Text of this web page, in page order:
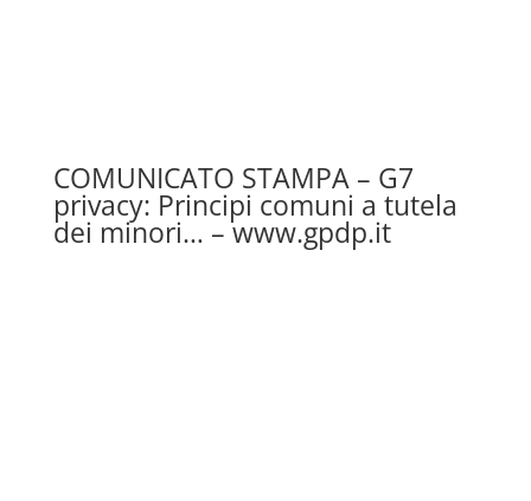
COMUNICATO STAMPA – G7
privacy: Principi comuni a tutela
dei minori… – www.gpdp.it